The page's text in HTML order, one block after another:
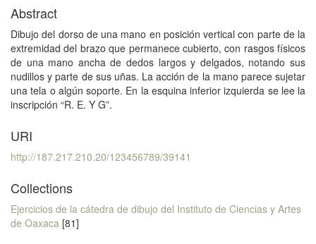
Abstract
Dibujo del dorso de una mano en posición vertical con parte de la
extremidad del brazo que permanece cubierto, con rasgos físicos
de una mano ancha de dedos largos y delgados, notando sus
nudillos y parte de sus uñas. La acción de la mano parece sujetar
una tela o algún soporte. En la esquina inferior izquierda se lee la
inscripción “R. E. Y G”.
URI
http://187.217.210.20/123456789/39141
Collections
Ejercicios de la cátedra de dibujo del Instituto de Ciencias y Artes
de Oaxaca [81]